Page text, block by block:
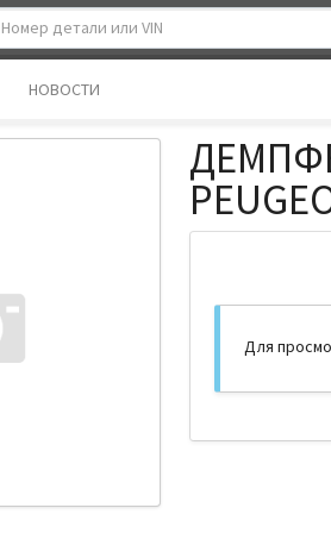
НОВОСТИ
Для